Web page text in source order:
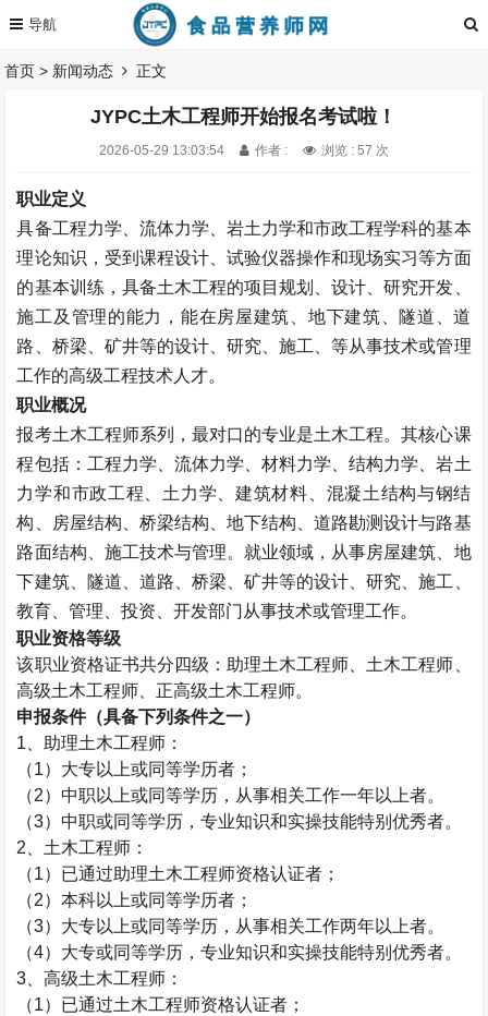
首页 > 新闻动态 正文
JYPC土木工程师开始报名考试啦！
2026-05-29 13:03:54 作者 : 浏览 : 57 次
职业定义
具备工程力学、流体力学、岩土力学和市政工程学科的基本
理论知识，受到课程设计、试验仪器操作和现场实习等方面
的基本训练，具备土木工程的项目规划、设计、研究开发、
施工及管理的能力，能在房屋建筑、地下建筑、隧道、道
路、桥梁、矿井等的设计、研究、施工、等从事技术或管理
工作的高级工程技术人才。
职业概况
报考土木工程师系列，最对口的专业是土木工程。其核心课
程包括：工程力学、流体力学、材料力学、结构力学、岩土
力学和市政工程、土力学、建筑材料、混凝土结构与钢结
构、房屋结构、桥梁结构、地下结构、道路勘测设计与路基
路面结构、施工技术与管理。就业领域，从事房屋建筑、地
下建筑、隧道、道路、桥梁、矿井等的设计、研究、施工、
教育、管理、投资、开发部门从事技术或管理工作。
职业资格等级
该职业资格证书共分四级：助理土木工程师 土木工程师
高级土木工程师 、正高级土木工程师。
申报条件（具备下列条件之一）
1、助理土木工程师 ：
（1）大专以上或同等学历者；
（2）中职以上或同等学历，从事相关工作一年以上者。
（3）中职或同等学历，专业知识和实操技能特别优秀者。
2、 土木工程师 ：
（1）已通过助理土木工程师资格认证者；
（2）本科以上或同等学历者；
（3）大专以上或同等学历，从事相关工作两年以上者。
（4）大专或同等学历，专业知识和实操技能特别优秀者。
3、高级土木工程师 ：
（1）已通过土木工程师资格认证者；